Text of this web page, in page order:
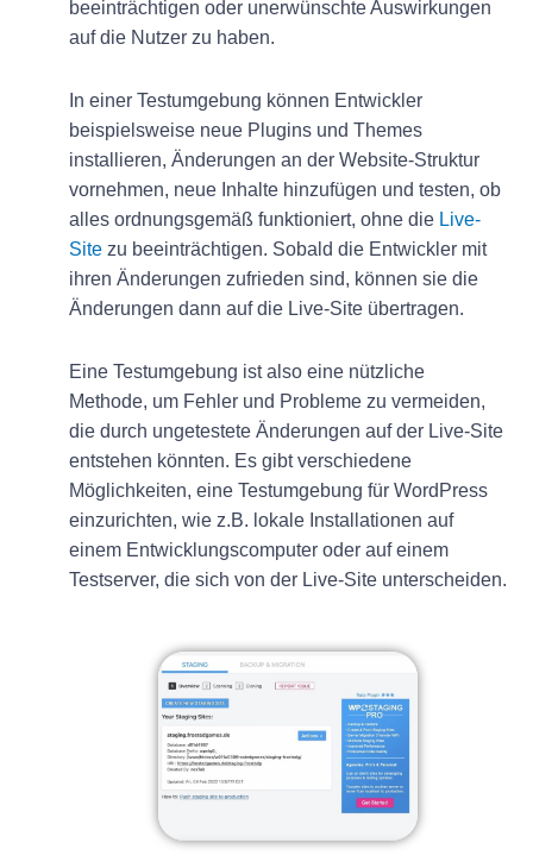
beeinträchtigen oder unerwünschte Auswirkungen
auf die Nutzer zu haben.
In einer Testumgebung können Entwickler
beispielsweise neue Plugins und Themes
installieren, Änderungen an der Website-Struktur
vornehmen, neue Inhalte hinzufügen und testen, ob
alles ordnungsgemäß funktioniert, ohne die Live-
Site zu beeinträchtigen. Sobald die Entwickler mit
ihren Änderungen zufrieden sind, können sie die
Änderungen dann auf die Live-Site übertragen.
Eine Testumgebung ist also eine nützliche
Methode, um Fehler und Probleme zu vermeiden,
die durch ungetestete Änderungen auf der Live-Site
entstehen könnten. Es gibt verschiedene
Möglichkeiten, eine Testumgebung für WordPress
einzurichten, wie z.B. lokale Installationen auf
einem Entwicklungscomputer oder auf einem
Testserver, die sich von der Live-Site unterscheiden.